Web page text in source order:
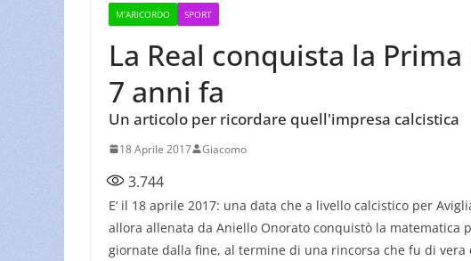
M’ARICORDO SPORT
La Real conquista la
7 anni fa
Un articolo per ricordare quell'impresa calcistica
18 Aprile 2017 Giacomo
3.744
E’ il 18 aprile 2017: una data che a livello calcistico per
allora allenata da Aniello Onorato conquistò la matematica
giornate dalla fine, al termine di una rincorsa che fu di vera